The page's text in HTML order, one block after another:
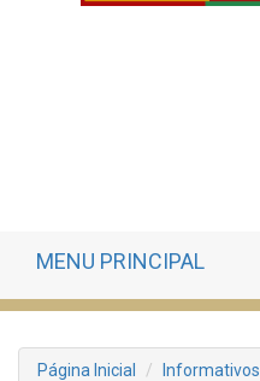
MENU PRINCIPAL
Página Inicial
Informativos